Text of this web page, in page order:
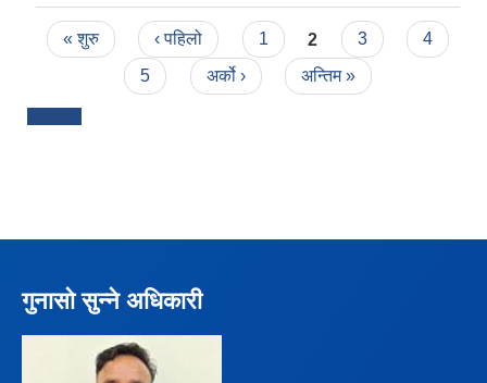
Pages
« शुरु ‹ पहिलो 1 2 3
4
5
अर्को › अन्तिम »
गुनासो सुन्ने अधिकारी